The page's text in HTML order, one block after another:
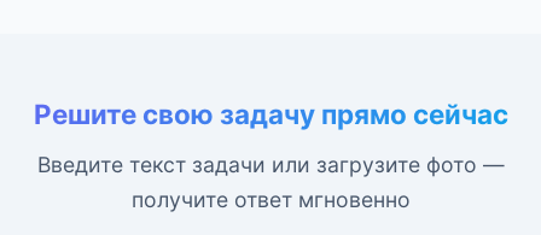
Решите свою задачу прямо сейчас
Введите текст задачи или загрузите фото —
получите ответ мгновенно